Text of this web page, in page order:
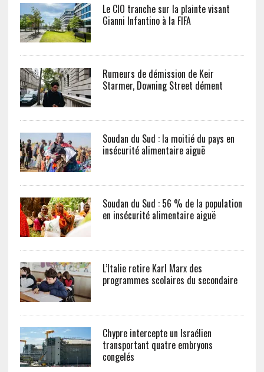
Le CIO tranche sur la plainte visant
Gianni Infantino à la FIFA
Rumeurs de démission de Keir
Starmer, Downing Street dément
Soudan du Sud : la moitié du pays en
insécurité alimentaire aiguë
Soudan du Sud : 56 % de la population
en insécurité alimentaire aiguë
L’Italie retire Karl Marx des
programmes scolaires du secondaire
Chypre intercepte un Israélien
transportant quatre embryons
congelés